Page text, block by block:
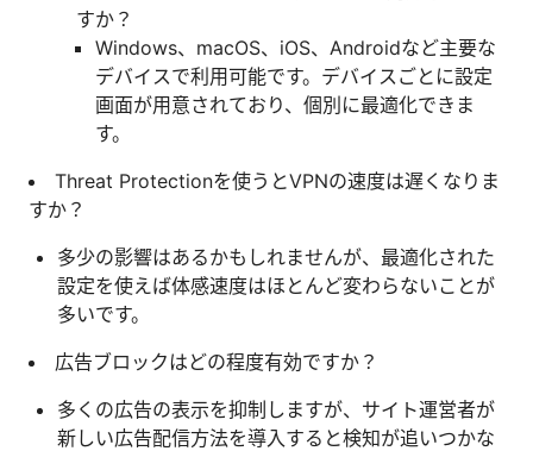
すか？
Windows、macOS、iOS、Androidなど主要な
デバイスで利用可能です。デバイスごとに設定
画面が用意されており、個別に最適化できま
す。
Threat Protectionを使うとVPNの速度は遅くなりま
すか？
多少の影響はあるかもしれませんが、最適化された
設定を使えば体感速度はほとんど変わらないことが
多いです。
広告ブロックはどの程度有効ですか？
多くの広告の表示を抑制しますが、サイト運営者が
新しい広告配信方法を導入すると検知が追いつかな